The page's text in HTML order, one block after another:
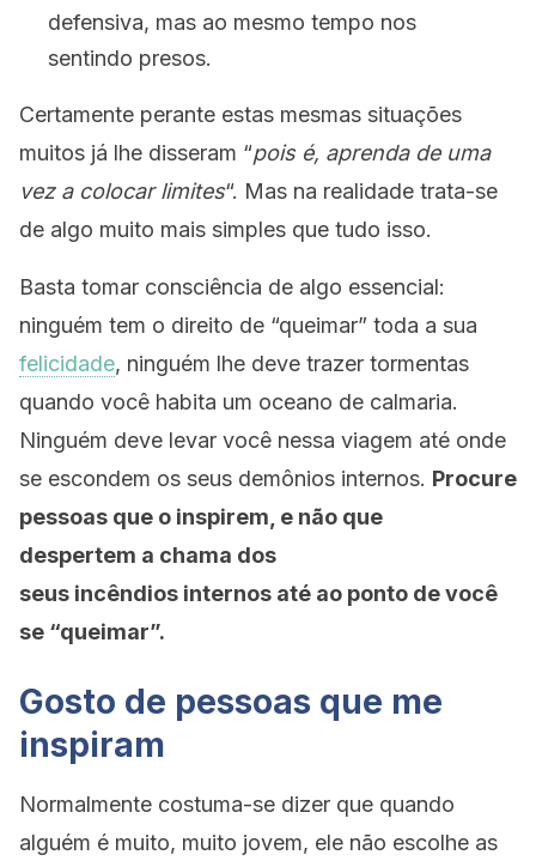
defensiva, mas ao mesmo tempo nos
sentindo presos.
Certamente perante estas mesmas situações
muitos já lhe disseram “pois é, aprenda de uma
vez a colocar limites“. Mas na realidade trata-se
de algo muito mais simples que tudo isso.
Basta tomar consciência de algo essencial:
ninguém tem o direito de “queimar” toda a sua
felicidade, ninguém lhe deve trazer tormentas
quando você habita um oceano de calmaria.
Ninguém deve levar você nessa viagem até onde
se escondem os seus demônios internos. Procure
pessoas que o inspirem, e não que
despertem a chama dos
seus incêndios internos até ao ponto de você
se “queimar”.
Gosto de pessoas que me
inspiram
Normalmente costuma-se dizer que quando
alguém é muito, muito jovem, ele não escolhe as